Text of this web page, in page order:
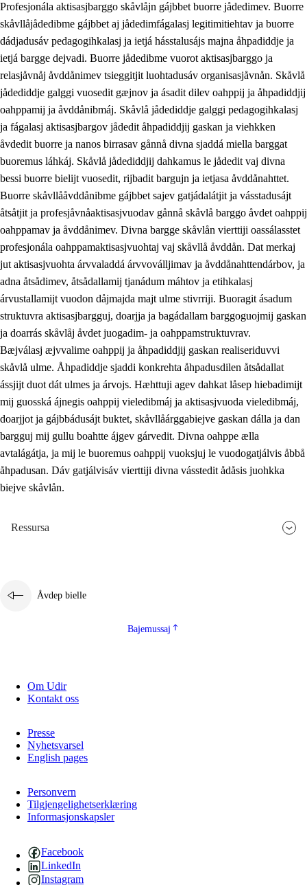
Profesjonála aktisasjbarggo skåvlåjn gájbbet buorre jådedimev. Buorre
skåvllåjådedibme gájbbet aj jådedimfágalasj legitimitiehtav ja buorre
dádjadusáv pedagogihkalasj ja ietjá hásstalusájs majna åhpadiddje ja
ietjá bargge dejvadi. Buorre jådedibme vuorot aktisasjbarggo ja
relasjåvnåj åvddånimev tsieggitjit luohtadusáv organisasjåvnån. Skåvlå
jådediddje galggi vuosedit gæjnov ja ásadit dilev oahppij ja åhpadiddjij
oahppamij ja åvddånibmáj. Skåvlå jådediddje galggi pedagogihkalasj
ja fágalasj aktisasjbargov jådedit åhpadiddjij gaskan ja viehkken
åvdedit buorre ja nanos birrasav gånnå divna sjaddá miella barggat
buoremus láhkáj. Skåvlå jådediddjij dahkamus le jådedit vaj divna
bessi buorre bielijt vuosedit, rijbadit bargujn ja ietjasa åvddånahttet.
Buorre skåvllååvddånibme gájbbet sajev gatjádalátjit ja vásstadusájt
åtsåtjit ja profesjåvnåaktisasjvuodav gånnå skåvlå barggo åvdet oahppij
oahppamav ja åvddånimev. Divna bargge skåvlån vierttiji oassálasstet
profesjonála oahppamaktisasjvuohtaj vaj skåvllå åvddån. Dat merkaj
jut aktisasjvuohta árvvaladdá árvvoválljimav ja åvddånahttendárbov, ja
adna åtsådimev, åtsådallamij tjanádum máhtov ja etihkalasj
árvustallamijt vuodon dåjmajda majt ulme stivrriji. Buoragit ásadum
struktuvra aktisasjbargguj, doarjja ja bagádallam barggoguojmij gaskan
ja doarrás skåvlåj åvdet juogadim- ja oahppamstruktuvrav.
Bæjválasj æjvvalime oahppij ja åhpadiddjij gaskan realiseriduvvi
skåvlå ulme. Åhpadiddje sjaddi konkrehta åhpadusdilen åtsådallat
ássjijt duot dát ulmes ja árvojs. Hæhttuji agev dahkat låsep hiebadimijt
mij guosská ájnegis oahppij vieledibmáj ja aktisasjvuoda vieledibmáj,
doarjjot ja gájbbádusájt buktet, skåvllåárggabiejve gaskan dálla ja dan
bargguj mij gullu boahtte ájgev gárvedit. Divna oahppe ælla
avtalágátja, ja mij le buoremus oahppij vuoksjuj le vuodogatjálvis åbbå
åhpadusan. Dáv gatjálvisáv vierttiji divna vásstedit ådåsis juohkka
biejve skåvlån.
Ressursa
Åvdep bielle
Bajemussaj
Om Udir
Kontakt oss
Presse
Nyhetsvarsel
English pages
Personvern
Tilgjengelighetserklæring
Informasjonskapsler
Facebook
LinkedIn
Instagram